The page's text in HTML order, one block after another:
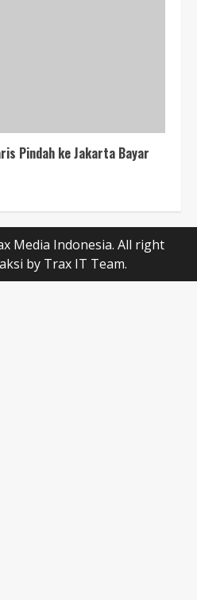
Pindah ke Jakarta Bayar
Media Indonesia. All right
by Trax IT Team.